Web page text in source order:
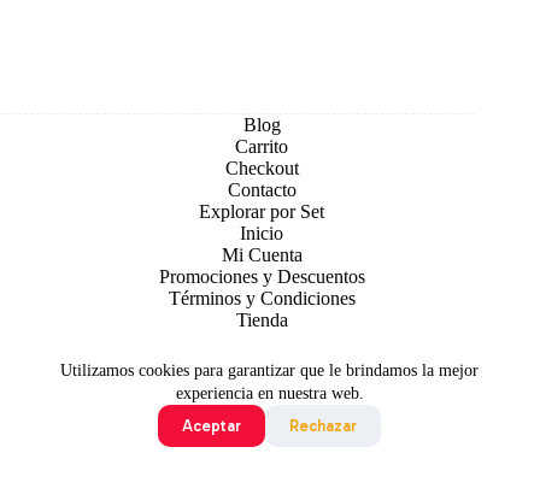
Utilizamos cookies para garantizar que le brindamos la mejor
experiencia en nuestra web.
Aceptar
Rechazar
Blog
Carrito
Checkout
Contacto
Explorar por Set
Inicio
Mi Cuenta
Promociones y Descuentos
Términos y Condiciones
Tienda
Todo contenido original es sujeto de Copyright © 2026 TCG